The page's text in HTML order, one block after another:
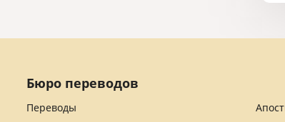
Бюро переводов
Переводы